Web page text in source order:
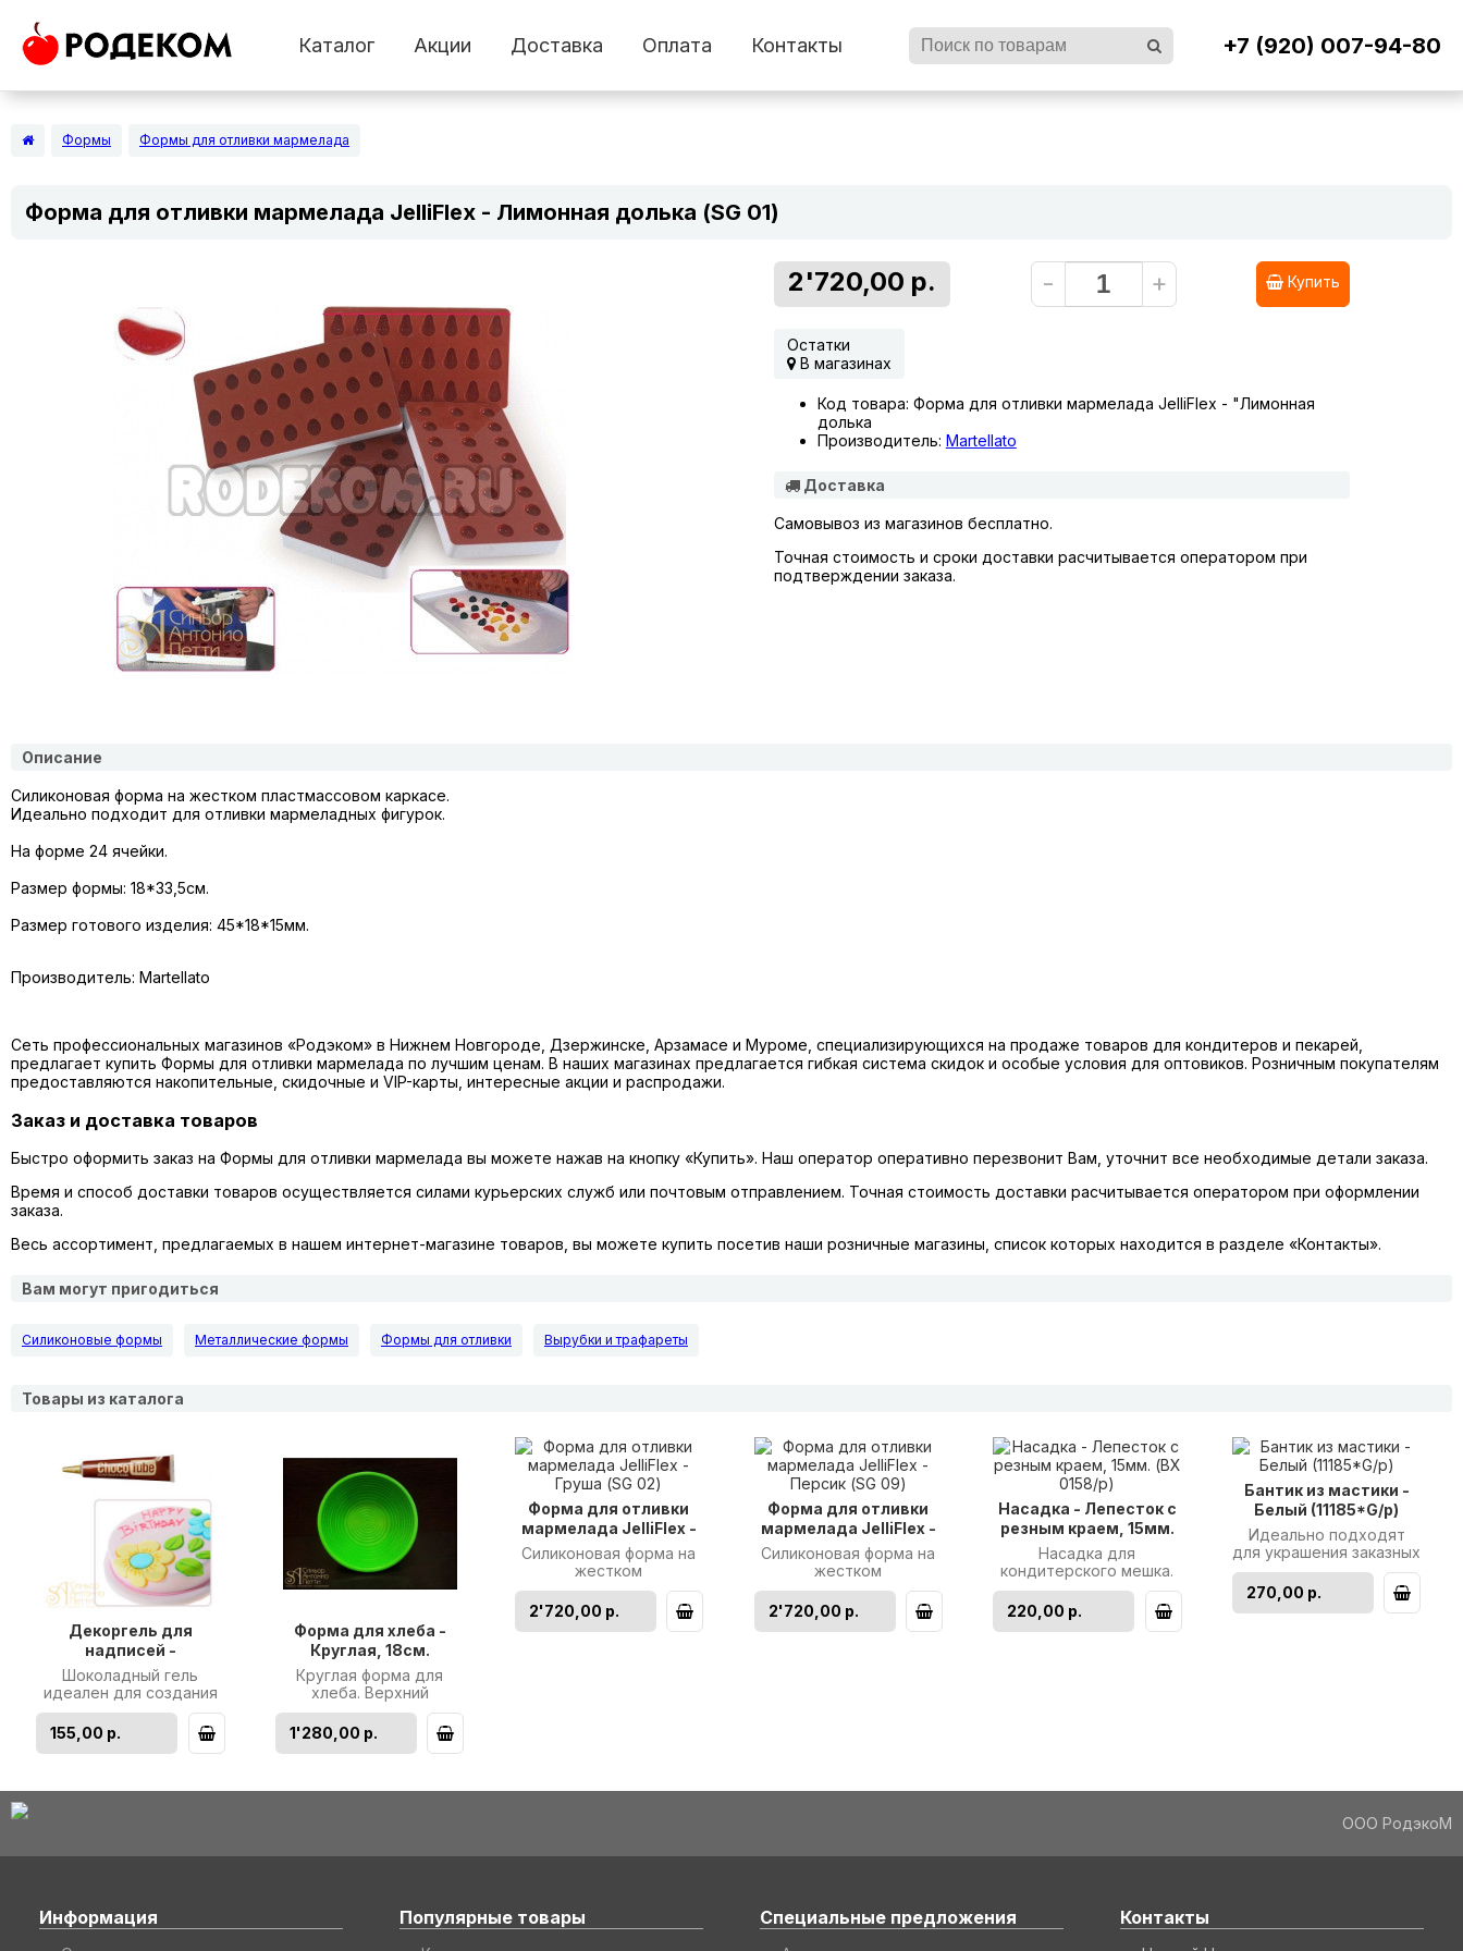
Каталог Акции Доставка Оплата Контакты +7 (920) 007-94-80
Формы Формы для отливки мармелада
Форма для отливки мармелада JelliFlex - Лимонная долька (SG 01)
2'720,00 р. - + Купить
Остатки
В магазинах
Код товара: Форма для отливки мармелада JelliFlex - "Лимонная
долька
Производитель: Martellato
Доставка
Самовывоз из магазинов бесплатно.
Точная стоимость и сроки доставки расчитывается оператором при
подтверждении заказа.
Описание
Силиконовая форма на жестком пластмассовом каркасе.
Идеально подходит для отливки мармеладных фигурок.
На форме 24 ячейки.
Размер формы: 18*33,5см.
Размер готового изделия: 45*18*15мм.
Производитель: Martellato
Сеть профессиональных магазинов «Родэком» в Нижнем Новгороде, Дзержинске, Арзамасе и Муроме, специализирующихся на продаже товаров для кондитеров и пекарей,
предлагает купить Формы для отливки мармелада по лучшим ценам. В наших магазинах предлагается гибкая система скидок и особые условия для оптовиков. Розничным покупателям
предоставляются накопительные, скидочные и VIP-карты, интересные акции и распродажи.
Заказ и доставка товаров
Быстро оформить заказ на Формы для отливки мармелада вы можете нажав на кнопку «Купить». Наш оператор оперативно перезвонит Вам, уточнит все необходимые детали заказа.
Время и способ доставки товаров осуществляется силами курьерских служб или почтовым отправлением. Точная стоимость доставки расчитывается оператором при оформлении
заказа.
Весь ассортимент, предлагаемых в нашем интернет-магазине товаров, вы можете купить посетив наши розничные магазины, список которых находится в разделе «Контакты».
Вам могут пригодиться
Силиконовые формы Металлические формы Формы для отливки Вырубки и трафареты
Товары из каталога
Декоргель для
надписей -
Шоколадный, 25гр.
(24194/p)
Шоколадный гель
идеален для создания
надписей на торте. Не
растекается на сливках,
не высыхает..
155,00 р.
Форма для хлеба -
Круглая, 18см.
(BASKET 207)
Круглая форма для
хлеба. Верхний
диаметр: 18см. Нижний
диаметр: 9см. Глубина:
8см. Вес готов..
1'280,00 р.
Форма для отливки
мармелада JelliFlex -
Груша (SG 02)
Силиконовая форма на
жестком
пластмассовом каркасе.
Идеально подходит
для отливки
2'720,00 р.
Форма для отливки
мармелада JelliFlex -
Персик (SG 09)
Силиконовая форма на
жестком
пластмассовом каркасе.
Идеально подходит
для отливки
2'720,00 р.
Насадка - Лепесток с
резным краем, 15мм.
(BX 0158/p)
Насадка для
кондитерского мешка.
Диаметр основания:
25мм. Высота насадки:
45мм. Размер рабоче..
220,00 р.
Бантик из мастики -
Белый (11185*G/p)
Идеально подходят
для украшения заказных
тортов. Размер:
100*48мм. Цена указана
за 1шт. Произ..
270,00 р.
ООО РодэкоМ
Информация Популярные товары Специальные предложения Контакты